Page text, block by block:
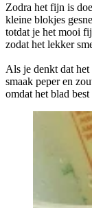
Zodra het fijn is
kleine blokjes
totdat je het mooi
zodat het lekker
Als je denkt dat
smaak peper en
omdat het blad